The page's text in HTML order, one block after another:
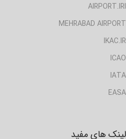
AIRPORT.IRI
MEHRABAD AIRPORT
IKAC.IR
ICAO
IATA
EASA
لینک های مفید